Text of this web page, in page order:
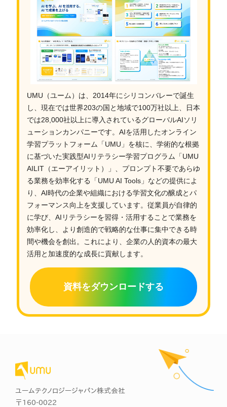
UMU（ユーム）は、2014年にシリコンバレーで誕生
し、現在では世界203の国と地域で100万社以上、日本
では28,000社以上に導入されているグローバルAIソリ
ューションカンパニーです。AIを活用したオンライン
学習プラットフォーム「UMU」を核に、学術的な根拠
に基づいた実践型AIリテラシー学習プログラム「UMU
AILIT（エーアイリット）」、プロンプト不要であらゆ
る業務を効率化する「UMU AI Tools」などの提供によ
り、AI時代の企業や組織における学習文化の醸成とパ
フォーマンス向上を支援しています。従業員が自律的
に学び、AIリテラシーを習得・活用することで業務を
効率化し、より創造的で戦略的な仕事に集中できる時
間や機会を創出。これにより、企業の人的資本の最大
活用と加速度的な成長に貢献します。
資料をダウンロードする
ユームテクノロジージャパン株式会社
〒160-0022